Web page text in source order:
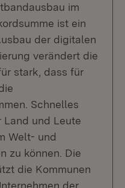
im
ist ein
der digitalen
verändert die
stark, dass für
Schnelles
Land und Leute
Welt- und
zu können. Die
die Kommunen
der